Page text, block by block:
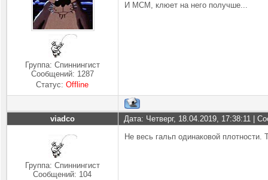
Группа: Спиннингист
Сообщений: 1287
Статус:Offline
И МСМ, клюет на него получше...
viadco Дата: Четверг, 18.04.2019, 17:38:11 |
Группа: Спиннингист
Сообщений: 104
Не весь гальп одинаковой